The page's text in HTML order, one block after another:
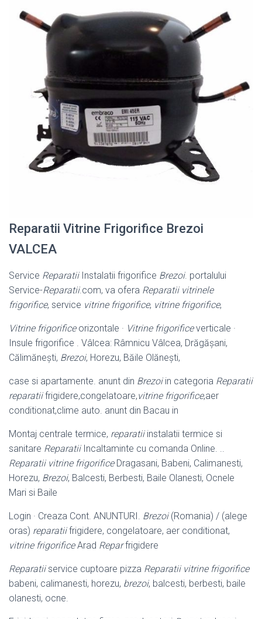
Reparatii Vitrine Frigorifice Brezoi
VALCEA
Service ReparatiiInstalatii frigorifice Brezoi. portalului
Service-Reparatii.com, va ofera Reparatii vitrinele
frigorifice, service vitrine frigorifice, vitrine frigorifice,
Vitrine frigorificeorizontale · Vitrine frigorificeverticale ·
Insule frigorifice . Vâlcea: Râmnicu Vâlcea, Drăgășani,
Călimănești, Brezoi, Horezu, Băile Olănești,
case si apartamente. anunt din Brezoiin categoria Reparatii
reparatiifrigidere,congelatoare,vitrine frigorifice,aer
conditionat,clime auto. anunt din Bacau in
Montaj centrale termice, reparatiiinstalatii termice si
sanitare ReparatiiIncaltaminte cu comanda Online. ..
Reparatii vitrine frigorificeDragasani, Babeni, Calimanesti,
Horezu, Brezoi, Balcesti, Berbesti, Baile Olanesti, Ocnele
Mari si Baile
Login · Creaza Cont. ANUNTURI. Brezoi(Romania) / (alege
oras) reparatiifrigidere, congelatoare, aer conditionat,
vitrine frigorificeArad Reparfrigidere
Reparatiiservice cuptoare pizza Reparatii vitrine frigorifice
babeni, calimanesti, horezu, brezoi, balcesti, berbesti, baile
olanesti, ocne.